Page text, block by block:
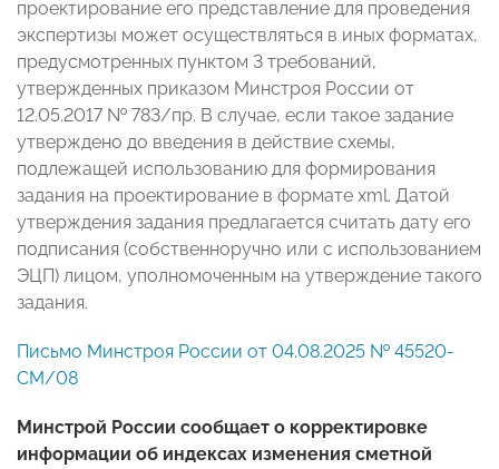
проектирование его представление для проведения
экспертизы может осуществляться в иных форматах,
предусмотренных пунктом 3 требований,
утвержденных приказом Минстроя России от
12.05.2017 № 783/пр. В случае, если такое задание
утверждено до введения в действие схемы,
подлежащей использованию для формирования
задания на проектирование в формате xml. Датой
утверждения задания предлагается считать дату его
подписания (собственноручно или с использованием
ЭЦП) лицом, уполномоченным на утверждение такого
задания.
Письмо Минстроя России от 04.08.2025 № 45520-
СМ/08
Минстрой России сообщает о корректировке
информации об индексах изменения сметной